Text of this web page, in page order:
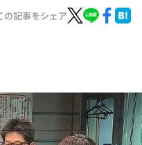
の記事をシェア